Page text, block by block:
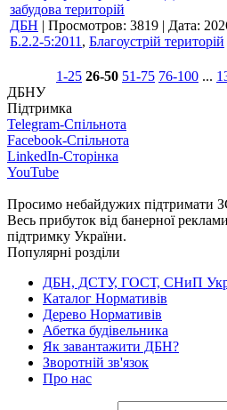
забудова територій
ДБН | Просмотров: 3819 | Дата:
Б.2.2-5:2011 , Благоустрій територій
1-25 26-50 51-75 76-100 ...
ДБНУ
Підтримка
Telegram-Спільнота
Facebook-Спільнота
LinkedIn-Сторінка
YouTube
Просимо небайдужих підтримати
Весь прибуток від банерної
підтримку України.
Популярні розділи
ДБН, ДСТУ, ГОСТ, СНиП
Каталог Нормативів
Дерево Нормативів
Абетка будівельника
Як завантажити ДБН?
Зворотній зв'язок
Про нас